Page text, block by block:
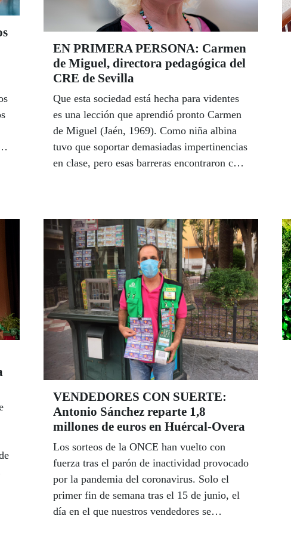
ilusión con sus seres queridos. Este es el
álbum gráfico de unos días de venta
cargados de emociones para todos.
EN PRIMERA PERSONA: Carmen
de Miguel, directora pedagógica del
CRE de Sevilla
Que esta sociedad está hecha para videntes
es una lección que aprendió pronto Carmen
de Miguel (Jaén, 1969). Como niña albina
tuvo que soportar demasiadas impertinencias
en clase, pero esas barreras encontraron con
alumnos, una apasionada por la Educación
que busca siempre que los suyos crezcan con
conciencia crítica en el respeto a la
diferencia. Desde 2015 es la directora
pedagógica del Centro de Recursos
Educativos de la ONCE en Sevilla, desde
donde se atiende a los 1.945 alumnos ciegos
o con discapacidad visual grave de
Andalucía, Extremadura, Ceuta y Melilla,
una enorme responsabilidad, más aún en
con la mayor naturalidad y sin inmutarse.
Siempre con una sonrisa | Por LUIS GRESA
VENDEDORES CON SUERTE:
Antonio Sánchez reparte 1,8
millones de euros en Huércal-Overa
Los sorteos de la ONCE han vuelto con
fuerza tras el parón de inactividad provocado
por la pandemia del coronavirus. Solo el
primer fin de semana tras el 15 de junio, el
día en el que nuestros vendedores se